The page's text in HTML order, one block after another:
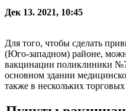
Дек 13. 2021, 10:45
Для того, чтобы сделать
(Юго-западном) районе,
вакцинации поликлиники
основном здании
также в нескольких